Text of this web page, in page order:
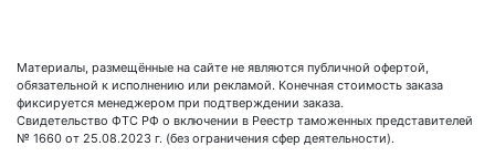
Материалы, размещённые на сайте не являются публичной офертой,
обязательной к исполнению или рекламой. Конечная стоимость заказа
фиксируется менеджером при подтверждении заказа.
Свидетельство ФТС РФ о включении в Реестр таможенных представителей
№ 1660 от 25.08.2023 г. (без ограничения сфер деятельности).